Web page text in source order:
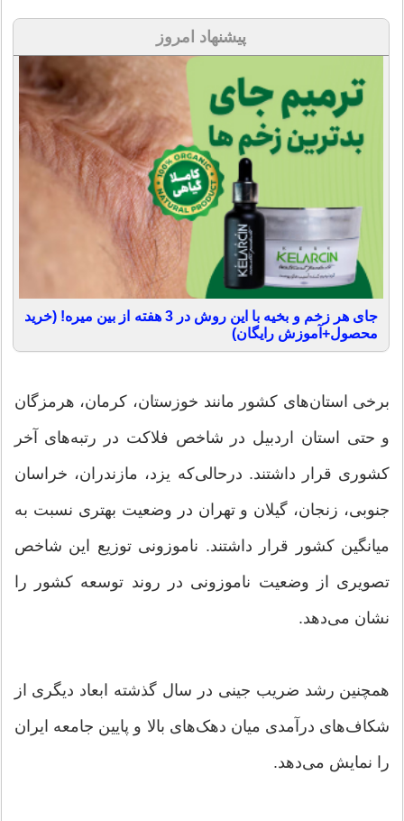
پیشنهاد امروز
جای هر زخم و بخیه با این روش در 3 هفته از بین میره! (خرید
محصول+آموزش رایگان)
برخی استان‌های کشور مانند خوزستان، کرمان، هرمزگان
و حتی استان اردبیل در شاخص فلاکت در رتبه‌های آخر
کشوری قرار داشتند. درحالی‌که یزد، مازندران، خراسان
جنوبی، زنجان، گیلان و تهران در وضعیت بهتری نسبت به
میانگین کشور قرار داشتند. ناموزونی توزیع این شاخص
تصویری از وضعیت ناموزونی در روند توسعه کشور را
نشان می‌دهد.
همچنین رشد ضریب جینی در سال گذشته ابعاد دیگری از
شکاف‌های درآمدی میان دهک‌‎های بالا و پایین جامعه ایران
را نمایش می‌دهد.